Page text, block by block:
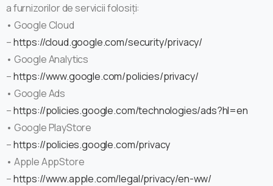
a furnizorilor de servicii folosiți:
• Google Cloud
–https://cloud.google.com/security/privacy/
• Google Analytics
–https://www.google.com/policies/privacy/
• Google Ads
–https://policies.google.com/technologies/ads?hl=en
• Google PlayStore
–https://policies.google.com/privacy
• Apple AppStore
–https://www.apple.com/legal/privacy/en-ww/